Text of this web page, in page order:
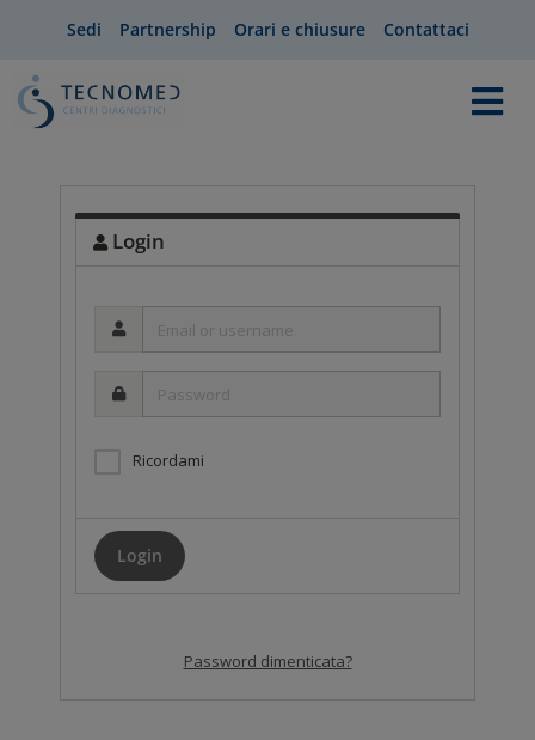
Sedi Partnership Orari e chiusure Contattaci
Login
Email
Ricordami
Password dimenticata?